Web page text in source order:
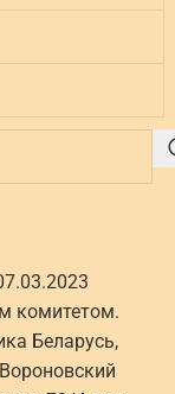
комитетом.
Беларусь,